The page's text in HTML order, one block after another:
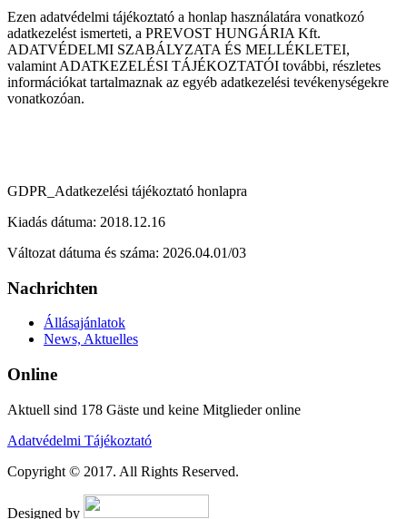
Ezen adatvédelmi tájékoztató a honlap használatára vonatkozó
adatkezelést ismerteti, a PREVOST HUNGÁRIA Kft.
ADATVÉDELMI SZABÁLYZATA ÉS MELLÉKLETEI,
valamint ADATKEZELÉSI TÁJÉKOZTATÓI további, részletes
információkat tartalmaznak az egyéb adatkezelési tevékenységekre
vonatkozóan.
GDPR_Adatkezelési tájékoztató honlapra
Kiadás dátuma: 2018.12.16
Változat dátuma és száma: 2026.04.01/03
Nachrichten
Állásajánlatok
News, Aktuelles
Online
Aktuell sind 178 Gäste und keine Mitglieder online
Adatvédelmi Tájékoztató
Copyright © 2017. All Rights Reserved.
Designed by